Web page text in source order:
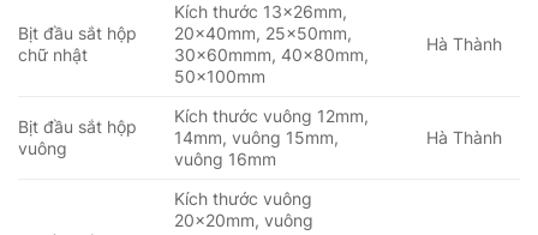
Bịt đầu sắt hộp
chữ nhật
Kích thước 13x26mm,
20x40mm, 25x50mm,
30x60mmm, 40x80mm,
50x100mm
Hà Thành
Bịt đầu sắt hộp
vuông
Kích thước vuông 12mm,
14mm, vuông 15mm,
vuông 16mm
Hà Thành
Kích thước vuông
20x20mm, vuông